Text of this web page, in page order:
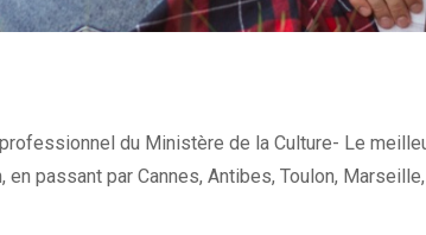
du Ministère de la Culture- Le
passant par Cannes, Antibes, Toulon,